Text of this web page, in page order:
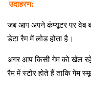
उदाहरण:
जब आप अपने कंप्यूटर पर वेब
डेटा रैम में लोड होता है।
अगर आप किसी गेम को खेल
रैम में स्टोर होते हैं ताकि गेम